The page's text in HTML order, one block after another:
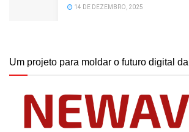
14 DE DEZEMBRO, 2025
Um projeto para moldar o futuro digital